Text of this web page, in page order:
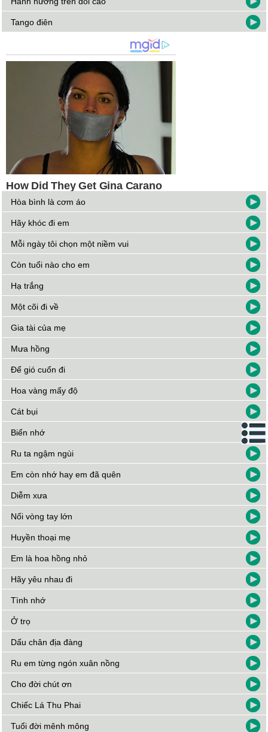
Tango điên
Hòa bình là cơm áo
Hãy khóc đi em
Mỗi ngày tôi chọn một niềm vui
Còn tuổi nào cho em
Hạ trắng
Một cõi đi về
Gia tài của mẹ
Mưa hồng
Để gió cuốn đi
Hoa vàng mấy độ
Cát bụi
Biển nhớ
Ru ta ngậm ngùi
Em còn nhớ hay em đã quên
Diễm xưa
Nối vòng tay lớn
Huyền thoại mẹ
Em là hoa hồng nhỏ
Hãy yêu nhau đi
Tình nhớ
Ở trọ
Dấu chân địa đàng
Ru em từng ngón xuân nồng
Cho đời chút ơn
Chiếc Lá Thu Phai
Tuổi đời mênh mông